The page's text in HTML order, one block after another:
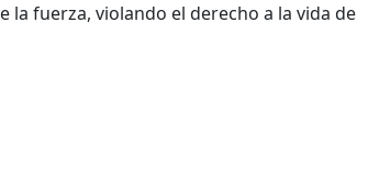
la fuerza, violando el derecho a la vida de